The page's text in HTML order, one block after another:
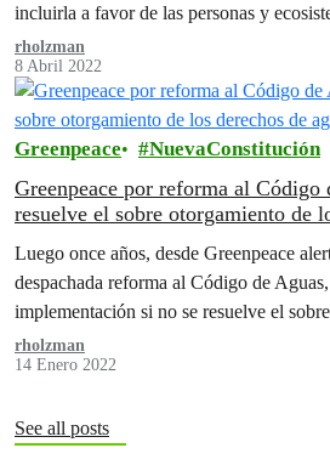
incluirla a favor de las personas y
rholzman
8 Abril 2022
Greenpeace NuevaConstitución
Greenpeace por reforma al Código
resuelve el sobre otorgamiento de
Luego once años, desde Greenpeace
despachada reforma al Código de
implementación si no se resuelve el
derechos de aguas.
rholzman
14 Enero 2022
See all posts